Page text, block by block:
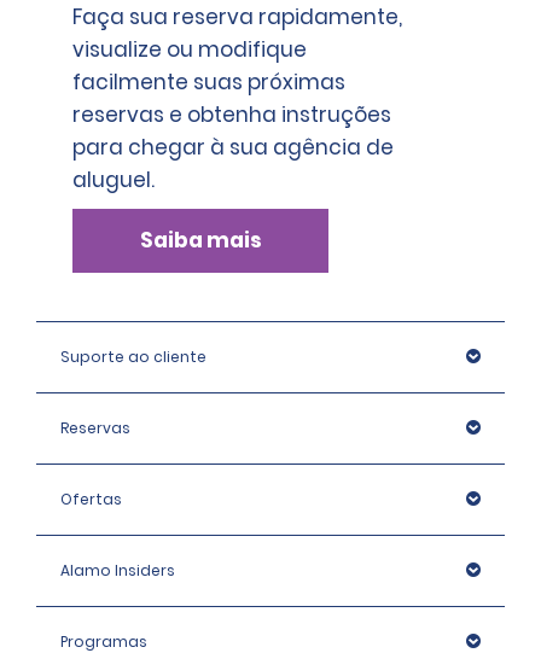
Faça sua reserva rapidamente,
visualize ou modifique
facilmente suas próximas
reservas e obtenha instruções
para chegar à sua agência de
aluguel.
Saiba mais
Suporte ao cliente
Reservas
Ofertas
Alamo Insiders
Programas